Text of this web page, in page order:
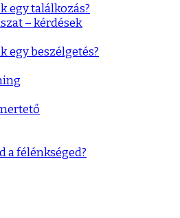
egy találkozás?
– kérdések
egy beszélgetés?
a félénkséged?